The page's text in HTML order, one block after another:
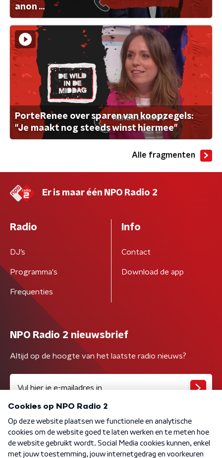
anon ...
PorteRenee over sparen van koopzegels:
"Je maakt nog steeds winst hiermee"
Alle fragmenten
Er is maar één NPO Radio 2
Radio
DJ’s
Programma's
Frequenties
Info
Contact
Download de app
NPO Radio 2 nieuwsbrief
Altijd op de hoogte van het laatste radio nieuws?
Algemene voorwaarden